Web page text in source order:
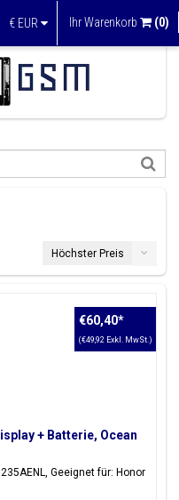
€ EUR Ihr Warenkorb (0)
Höchster Preis
+ Batterie, Ocean
Geeignet für: Honor
€60,40*
(€49,92 Exkl. MwSt.)